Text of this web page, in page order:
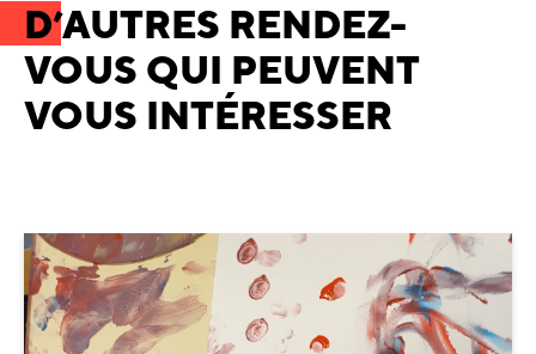
D’AUTRES RENDEZ-
VOUS QUI PEUVENT
VOUS INTÉRESSER